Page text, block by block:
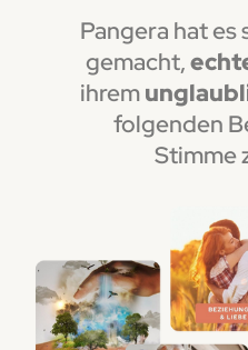
Pangera hat es
gemacht,
ihrem
folgenden
Stimme